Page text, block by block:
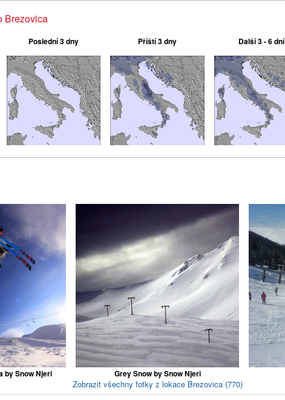
Brezovica
Poslední 3 dny Příští 3 dny Další 3 - 6 dní
by Snow Njeri Grey Snow by Snow Njeri
Zobrazit všechny fotky z lokace Brezovica (770)